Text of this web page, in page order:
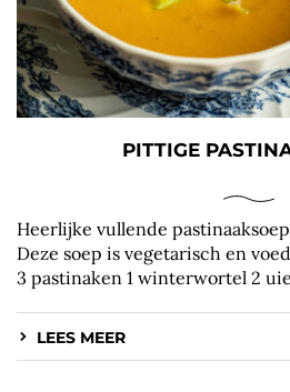
PITTIGE
Heerlijke vullende
Deze soep is vegetarisch en
3 pastinaken 1 winterwortel 2
LEES MEER